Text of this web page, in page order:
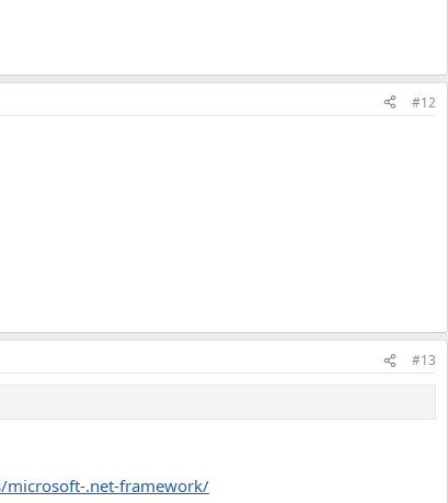
#12
#13
microsoft-.net-framework/